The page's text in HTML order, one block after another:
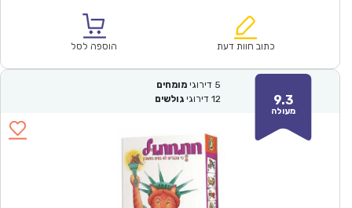
₪150.00.
הוא:
כתוב חוות דעת הוספה לסל
9.3
מעולה
5 דירוגי מומחים
12 דירוגי גולשים